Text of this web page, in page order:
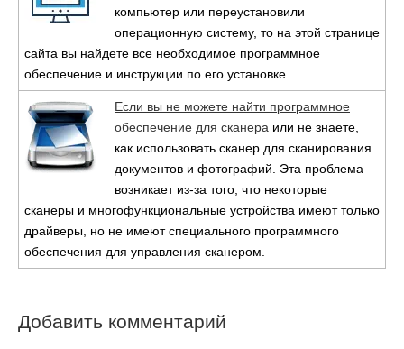
компьютер или переустановили
операционную систему, то на этой странице
сайта вы найдете все необходимое программное
обеспечение и инструкции по его установке.
Если вы не можете найти программное
обеспечение для сканера или не знаете,
как использовать сканер для сканирования
документов и фотографий. Эта проблема
возникает из-за того, что некоторые
сканеры и многофункциональные устройства имеют только
драйверы, но не имеют специального программного
обеспечения для управления сканером.
Добавить комментарий